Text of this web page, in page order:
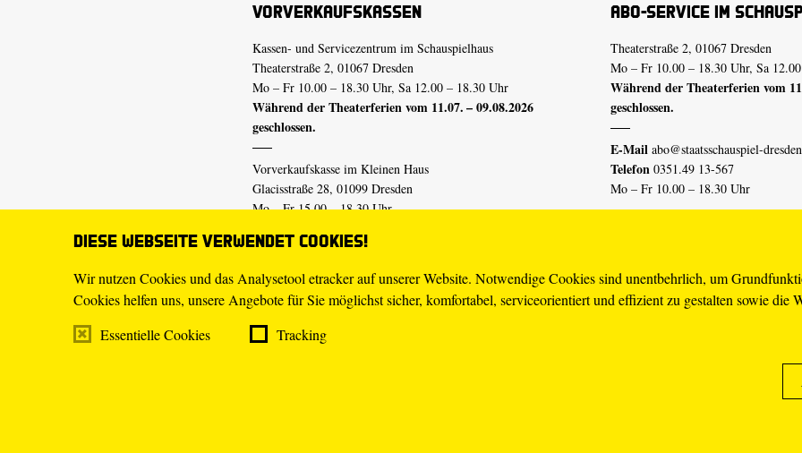
Diese Webseite verwendet Cookies!
Wir nutzen Cookies und das Analysetool etracker auf unserer Website. Notwendige Cookies sind unentbehrlich, um
Cookies helfen uns, unsere Angebote für Sie möglichst sicher, komfortabel, serviceorientiert und effizient zu gestalten sowie die
Essentielle Cookies
Tracking
Vorverkaufskassen
Kassen- und Servicezentrum im Schauspielhaus
Theaterstraße 2, 01067 Dresden
Mo – Fr 10.00 – 18.30 Uhr, Sa 12.00 – 18.30 Uhr
Während der Theaterferien vom 11.07. – 09.08.2026
geschlossen.
Vorverkaufskasse im Kleinen Haus
Glacisstraße 28, 01099 Dresden
Mo – Fr 15.00 – 18.30 Uhr
geschlossen.
E-Mail tickets@staatsschauspiel-dresden.de
Telefon 0351.49 13-555
Mo – Fr 10.00 – 18.30 Uhr
Abo-Service im
Theaterstraße 2, 01067 Dresden
Mo – Fr 10.00 – 18.30 Uhr, Sa
Während der Theaterferien vom
geschlossen.
E-Mail abo@staatsschauspiel-
Telefon 0351.49 13-567
Mo – Fr 10.00 – 18.30 Uhr
Erklärung Barrierefreiheit